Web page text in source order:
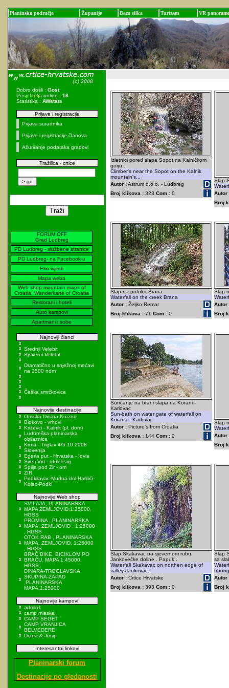
Planinska područja Županije Baza slika Turizam VR panorame
Dobro došli : Gost
Posjetitelja online : 16
Statistika : AWstats
Prijave i registracije
Prijava suradnika
Prijave i registracije članova
Ažuriranje podataka gradovi
Tražilica - crtice
FORUM OFF
Grad Ludbreg
PD Ludbreg - službene stranice
PD Ludbreg- na Facebook-u
Eko vijesti
Mapa weba
Web shop mountain maps of
Croatia, Wanderkarte of Croatia
Restorani i hoteli
Auto kampovi
Apartmani i sobe
Najnoviji članci
Srednji Velebit
Sjeverni Velebit
Dramatično u snježnoj mećavi
na 2500 ndm
Češka smrčkovica
Najnovije destinacije
Omiska Dinara Kruzno
Biokovo - vrhovi
Križevci - Kalnik (pl. dom)
Ludbreška planinarska
obilaznica
Krma - Triglav 4/5.10.2008
Slovenija
Egeria put - Hrvatska - Iovia
Sveti Vid - otok Pag
Spilja pod Zir - om
ZIR
Podkilavac-Mudna dol-Hahlići-
Kolac-Podki
Najnovije Web shop
SVILAJA, PLANINARSKA
MAPA ZEMLJOVID,1:25000,
HGSS
PROMINA , PLANINARSKA
MAPA, ZEMLJOVID , 1:25000
, HGSS
OTOK RAB , PLANINARSKA
MAPA, ZEMLJOVID, 1:25000
, HGSS
BRAČ BIKE, BICIKLOM PO
BRAČU, MAPA 1:45000,
HGSS
DINARA-TROGLAVSKA
SKUPINA-ZAPAD
,PLANINARSKA
MAPA,1:25000
Najnovije kampovi
admin1
camp mlaska
CAMP SEGET
CAMP VRANJICA
BELVEDERE
Diana & Josip
Interesantni linkovi
Planinarski forum
Destinacije po gledanosti
Izletnici pored slapa Sopot na Kalničkom
gorju...
Climber's near the Sopot on the Kalnik
mountain's...
Autor :Astrum d.o.o. - Ludbreg
Broj klikova : 323 Com : 0
Slap
Autor
Broj
Slap na potoku Brana
Waterfall on the creek Brana
Autor : Željko Remar
Broj klikova : 71 Com : 0
Slap
Autor
Broj
Sunčanje na brani slapa na Korani -
Karlovac
Sun-bath on water gate of waterfall on
Korana - Karlovac
Autor : Picture's from Croatia
Broj klikova : 144 Com : 0
Slap
Autor
Broj
Slap Skakavac na sjevernom rubu
Jankovečke doline . Papuk .
Waterfall Skakavac on northen edge of
valley Jankovac .
Autor : Crtice Hrvatske
Broj klikova : 393 Com : 0
Slap
sa
Autor
Broj